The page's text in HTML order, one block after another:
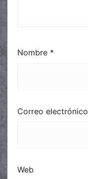
Nombre *
Correo electrónico
Web